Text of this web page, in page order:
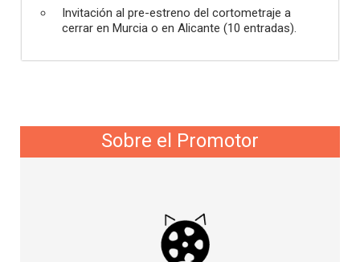
Invitación al pre-estreno del cortometraje a
cerrar en Murcia o en Alicante (10 entradas).
Sobre el Promotor